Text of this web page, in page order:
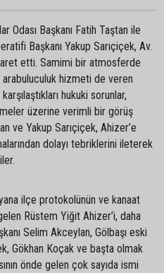
Odası Başkanı Fatih Taştan ile
Başkanı Yakup Sarıçiçek, Av.
etti. Samimi bir atmosferde
hizmeti de veren
hukuki sorunlar,
üzerine verimli bir görüş
ve Yakup Sarıçiçek, Ahizer’e
dolayı tebriklerini ileterek
ilçe protokolünün ve kanaat
Rüstem Yiğit Ahizer’i, daha
Selim Akceylan, Gölbaşı eski
Gökhan Koçak ve başta olmak
önde gelen çok sayıda ismi